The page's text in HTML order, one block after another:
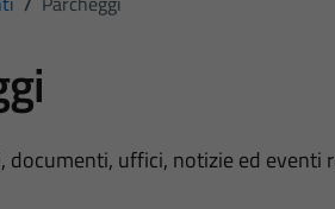
dell'argomento
documenti, uffici, notizie ed eventi